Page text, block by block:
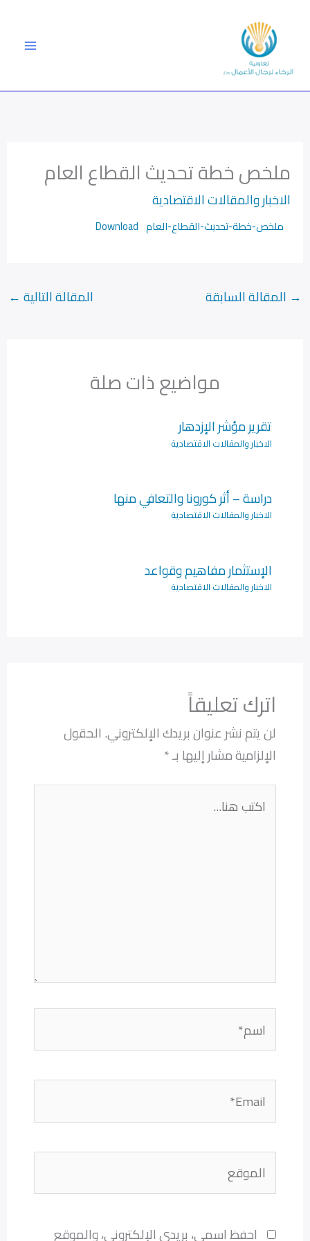
المحتوى
ملخص خطة تحديث القطاع العام
الاخبار والمقالات الاقتصادية
ملخص-خطة-تحديث-القطاع-العام Download
→ المقالة السابقة المقالة التالية ←
مواضيع ذات صلة
تقرير مؤشر الإزدهار
الاخبار والمقالات الاقتصادية
دراسة – أثر كورونا والتعافي منها
الاخبار والمقالات الاقتصادية
الإستثمار مفاهيم وقواعد
الاخبار والمقالات الاقتصادية
اترك تعليقاً
لن يتم نشر عنوان بريدك الإلكتروني. الحقول
الإلزامية مشار إليها بـ*
هنا...
احفظ اسمي، بريدي الإلكتروني، والموقع